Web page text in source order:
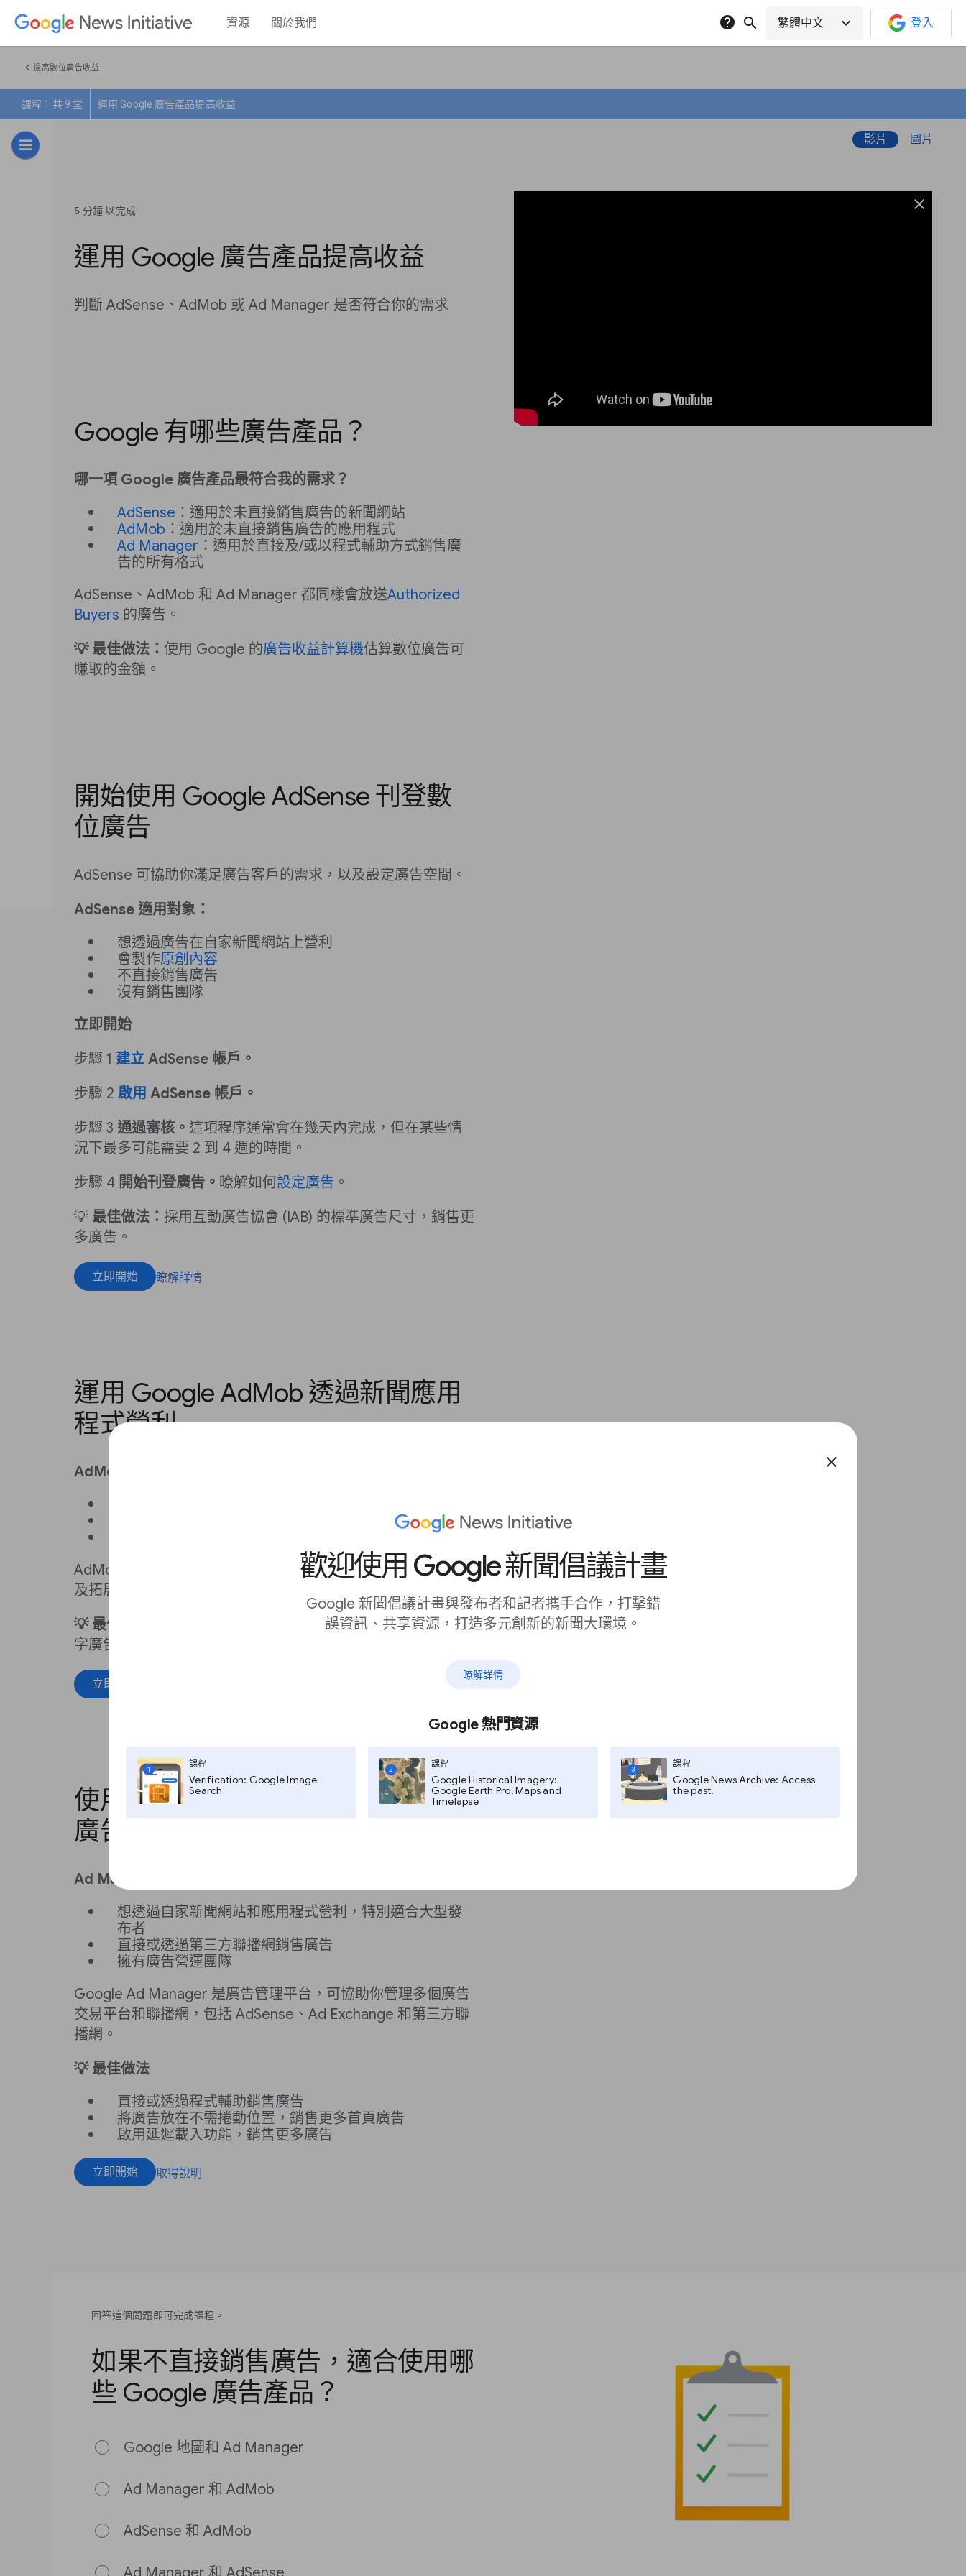
資源 關於我們 help search 繁體中文 expand_more 登入
close
歡迎使用 Google 新聞倡議計畫
Google 新聞倡議計畫與發布者和記者攜手合作，打擊錯
誤資訊、共享資源，打造多元創新的新聞大環境。
瞭解詳情
Google 熱門資源
1
課程
Verification: Google Image
Search
2
課程
Google Historical Imagery:
Google Earth Pro, Maps and
Timelapse
3
課程
Google News Archive: Access
the past.
chevron_left 提高數位廣告收益
課程 1 共 9 堂 運用 Google 廣告產品提高收益
影片 圖片
close
5 分鐘 以完成
運用 Google 廣告產品提高收益
判斷 AdSense、AdMob 或 Ad Manager 是否符合你的需求
Google 有哪些廣告產品？
哪一項 Google 廣告產品最符合我的需求？
AdSense ：適用於未直接銷售廣告的新聞網站
AdMob ：適用於未直接銷售廣告的應用程式
Ad Manager ：適用於直接及/或以程式輔助方式銷售廣
告的所有格式
AdSense、AdMob 和 Ad Manager 都同樣會放送Authorized
Buyers 的廣告。
💡 最佳做法： 使用 Google 的廣告收益計算機估算數位廣告可
賺取的金額。
開始使用 Google AdSense 刊登數
位廣告
AdSense 可協助你滿足廣告客戶的需求，以及設定廣告空間。
AdSense 適用對象：
想透過廣告在自家新聞網站上營利
會製作原創內容
不直接銷售廣告
沒有銷售團隊
立即開始
步驟 1 建立 AdSense 帳戶。
步驟 2 啟用 AdSense 帳戶。
步驟 3 通過審核。 這項程序通常會在幾天內完成，但在某些情
況下最多可能需要 2 到 4 週的時間。
步驟 4 開始刊登廣告。 瞭解如何設定廣告 。
💡 最佳做法： 採用互動廣告協會 (IAB) 的標準廣告尺寸，銷售更
多廣告。
立即開始 瞭解詳情
運用 Google AdMob 透過新聞應用
程式營利
AdMob 適用對象：
AdMob 是行動廣告聯播網，可協助你滿足廣告客戶的需求，以
及拓展應用程式業務。
💡 最佳做法：
銷售影片或錨定等高價位廣告，而不是橫幅或文
字廣告。
立即開始
使用 Google Ad Manager 管理所有
廣告
Ad Manager 適用對象：
想透過自家新聞網站和應用程式營利，特別適合大型發
布者
直接或透過第三方聯播網銷售廣告
擁有廣告營運團隊
Google Ad Manager 是廣告管理平台，可協助你管理多個廣告
交易平台和聯播網，包括 AdSense、Ad Exchange 和第三方聯
播網。
💡 最佳做法
直接或透過程式輔助銷售廣告
將廣告放在不需捲動位置，銷售更多首頁廣告
啟用延遲載入功能，銷售更多廣告
立即開始 取得說明
回答這個問題即可完成課程。
如果不直接銷售廣告，適合使用哪
些 Google 廣告產品？
Google 地圖和 Ad Manager
Ad Manager 和 AdMob
AdSense 和 AdMob